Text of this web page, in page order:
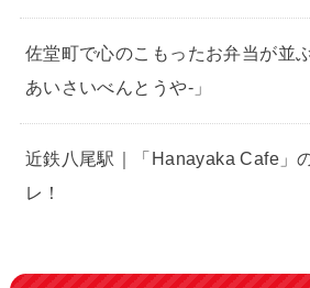
佐堂町で心のこもったお弁当が並
あいさいべんとうや-」
近鉄八尾駅｜「Hanayaka Cafe」
レ！